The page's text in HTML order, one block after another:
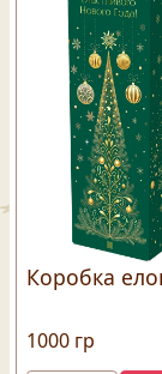
Коробка
1000 гр